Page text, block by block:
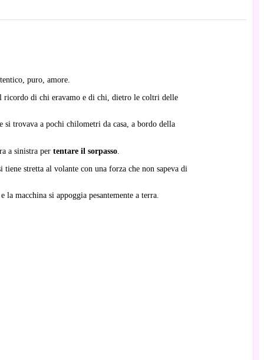
puro, amore.
ricordo di chi eravamo e di chi, dietro le coltri delle
trovava a pochi chilometri da casa, a bordo della
a sinistra per tentare il sorpasso.
stretta al volante con una forza che non sapeva di
macchina si appoggia pesantemente a terra.